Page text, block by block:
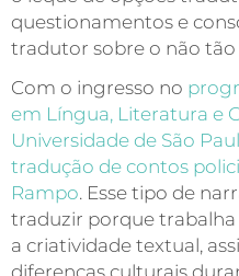
questionamentos e
tradutor sobre o não
Com o ingresso no
em Língua, Literatura e
Universidade de São
tradução de contos
Rampo. Esse tipo de
traduzir porque
a criatividade textual,